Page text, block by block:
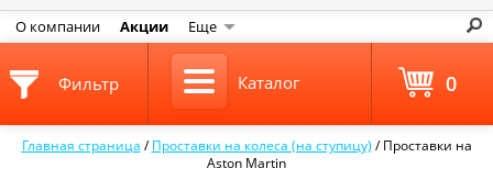
О компании Акции Еще
Главная страница /Проставки на колеса (на ступицу) /Проставки на
Aston Martin
Фильтр Каталог 0